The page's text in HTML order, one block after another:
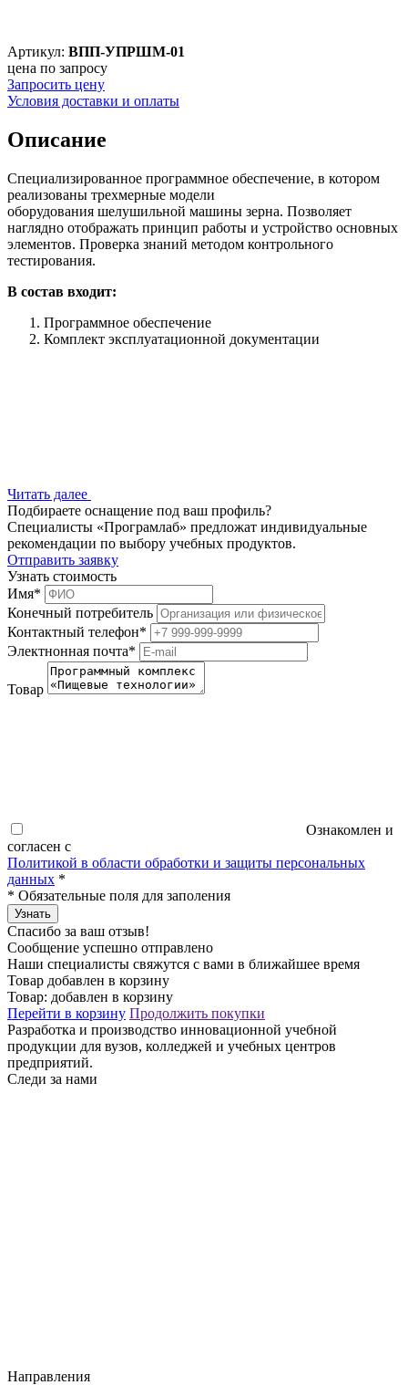
Артикул: ВПП-УПРШМ-01
цена по запросу
Запросить цену
Условия доставки и оплаты
Описание
Специализированное программное обеспечение, в котором
реализованы трехмерные модели
оборудования шелушильной машины зерна. Позволяет
наглядно отображать принцип работы и устройство основных
элементов. Проверка знаний методом контрольного
тестирования.
В состав входит:
Программное обеспечение
Комплект эксплуатационной документации
Читать далее
Подбираете оснащение под ваш профиль?
Специалисты «Програмлаб» предложат индивидуальные
рекомендации по выбору учебных продуктов.
Отправить заявку
Узнать стоимость
Имя*
Конечный потребитель
Контактный телефон*
Электнонная почта*
Товар
Ознакомлен и
согласен с
Политикой в области обработки и защиты персональных
данных *
* Обязательные поля для заполения
Узнать
Спасибо за ваш отзыв!
Сообщение успешно отправлено
Наши специалисты свяжутся с вами в ближайшее время
Товар добавлен в корзину
Товар: добавлен в корзину
Перейти в корзину Продолжить покупки
Разработка и производство инновационной учебной
продукции для вузов, колледжей и учебных центров
предприятий.
Следи за нами
Направления